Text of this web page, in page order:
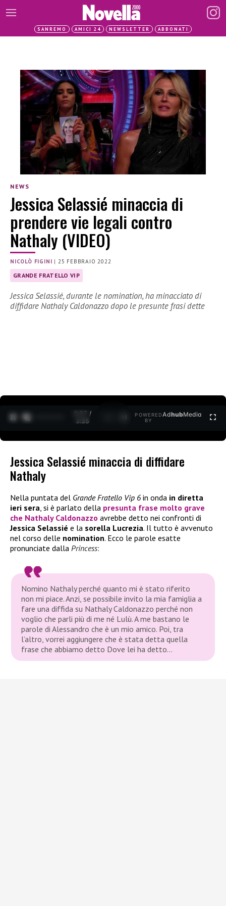
SANREMO AMICI 24 NEWSLETTER ABBONATI
NEWS
Jessica Selassié minaccia di
prendere vie legali contro
Nathaly (VIDEO)
NICOLÒ FIGINI | 25 FEBBRAIO 2022
GRANDE FRATELLO VIP
Jessica Selassié, durante le nomination, ha minacciato di
diffidare Nathaly Caldonazzo dopo le presunte frasi dette
0:27 /
3:35
POWERED
BY
AdhubMedia
Jessica Selassié minaccia di diffidare
Nathaly
Nella puntata del Grande Fratello Vip 6 in onda in diretta
ieri sera, si è parlato della presunta frase molto grave
che Nathaly Caldonazzo avrebbe detto nei confronti di
Jessica Selassié e la sorella Lucrezia. Il tutto è avvenuto
nel corso delle nomination. Ecco le parole esatte
pronunciate dalla Princess:
Nomino Nathaly perché quanto mi è stato riferito
non mi piace. Anzi, se possibile invito la mia famiglia a
fare una diffida su Nathaly Caldonazzo perché non
voglio che parli più di me né Lulù. A me bastano le
parole di Alessandro che è un mio amico. Poi, tra
l’altro, vorrei aggiungere che è stata detta quella
frase che abbiamo detto Dove lei ha detto…